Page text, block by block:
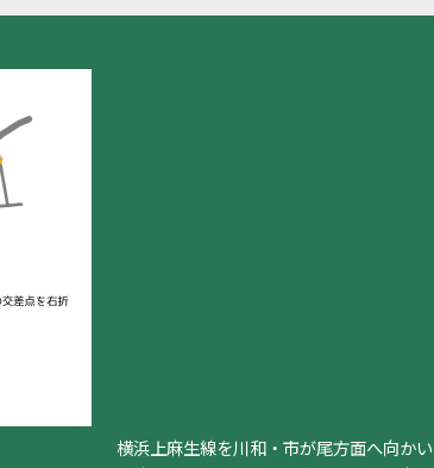
横浜上麻生線を川和・市が尾方面へ向か